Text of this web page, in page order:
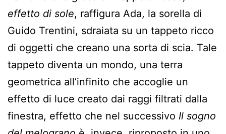
effetto di sole, raffigura Ada, la sorella di
Guido Trentini, sdraiata su un tappeto ricco
di oggetti che creano una sorta di scia. Tale
tappeto diventa un mondo, una terra
geometrica all’infinito che accoglie un
effetto di luce creato dai raggi filtrati dalla
finestra, effetto che nel successivo Il sogno